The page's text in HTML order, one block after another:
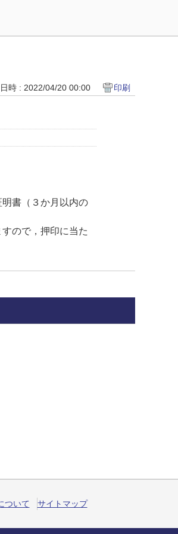
時 : 2022/04/20 00:00 印刷
書（３か月以内の
ので，押印に当た
ついて サイトマップ